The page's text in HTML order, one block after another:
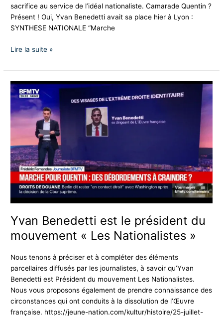
sacrifice au service de l’idéal nationaliste. Camarade Quentin ?
Présent ! Oui, Yvan Benedetti avait sa place hier à Lyon :
SYNTHESE NATIONALE “Marche
Lire la suite »
Yvan Benedetti est le président du
mouvement « Les Nationalistes »
Nous tenons à préciser et à compléter des éléments
parcellaires diffusés par les journalistes, à savoir qu’Yvan
Benedetti est Président du mouvement Les Nationalistes.
Nous vous proposons également de prendre connaissance des
circonstances qui ont conduits à la dissolution de l’Œuvre
française. https://jeune-nation.com/kultur/histoire/25-juillet-
Yvan
Benedetti
le
président
mouvement
« Les
Nationalistes »